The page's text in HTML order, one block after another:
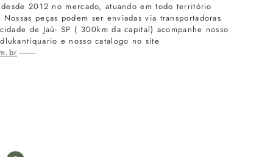
2012 no mercado, atuando em todo território
peças podem ser enviadas via transportadoras
de Jaú- SP ( 300km da capital) acompanhe nosso
e nosso catalogo no site
------